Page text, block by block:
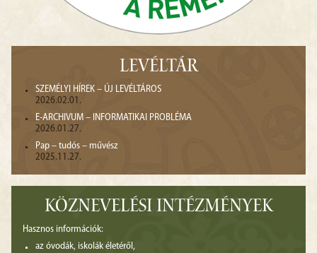
LEVÉLTÁR
SZEMÉLYI HÍREK – ÚJ LEVÉLTÁROS
2026.02.01.
E-ARCHIVUM – INFORMATIKAI PROBLÉMA
2026.01.27.
Pap – tudós – művész
2025.11.27.
KÖZNEVELÉSI INTÉZMÉNYEK
Hasznos információk:
az óvodák, iskolák életéről,